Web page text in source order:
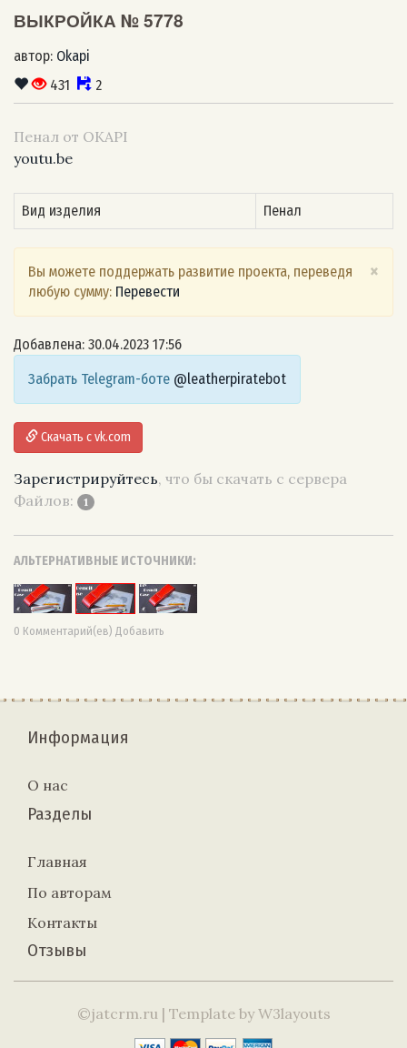
ВЫКРОЙКА № 5778
автор: Okapi
431
2
Пенал от OKAPI
youtu.be
Вид изделия Пенал
×
Вы можете поддержать развитие проекта, переведя
любую сумму: Перевести
Добавлена: 30.04.2023 17:56
Забрать Telegram-боте @leatherpiratebot
Скачать с vk.com
Зарегистрируйтесь, что бы скачать с сервера
Файлов:
1
АЛЬТЕРНАТИВНЫЕ ИСТОЧНИКИ:
0 Комментарий(ев) Добавить
Информация
О нас
Разделы
Главная
По авторам
Контакты
Отзывы
©jatcrm.ru| Template byW3layouts